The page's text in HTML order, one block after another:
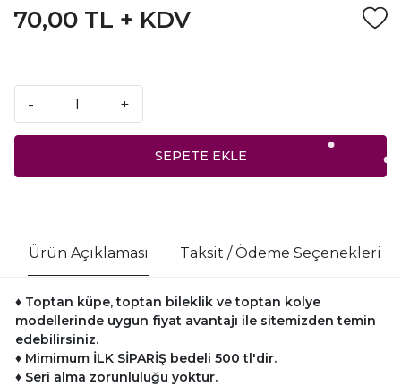
70,00 TL + KDV
- +
SEPETE EKLE
Ürün Açıklaması Taksit / Ödeme Seçenekleri
♦ Toptan küpe, toptan bileklik ve toptan kolye
modellerinde uygun fiyat avantajı ile sitemizden temin
edebilirsiniz.
♦ Mimimum İLK SİPARİŞ bedeli 500 tl'dir.
♦ Seri alma zorunluluğu yoktur.